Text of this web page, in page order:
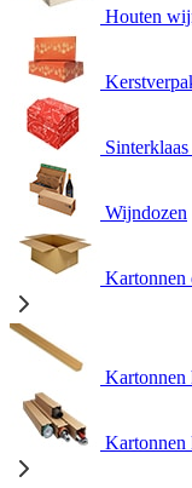
Houten
Wijndozen
Kartonnen
Kartonnen
Kartonnen